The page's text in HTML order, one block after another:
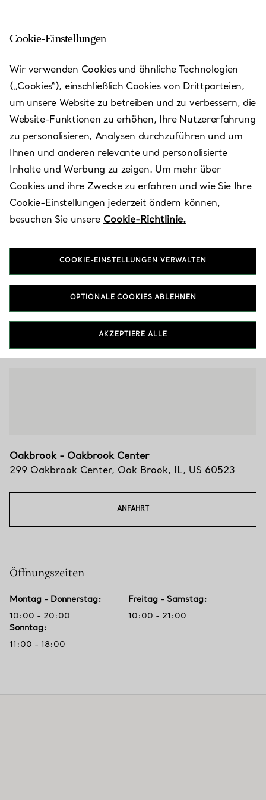
Oakbrook - Oakbrook
Center
Heute bis 20:00 geöffnet
Verfügbare Leistungen
299 Oakbrook Center,Oak Brook, IL,US 60523
(630) 574-7900
Besuchen Sie uns
Oakbrook - Oakbrook Center
299 Oakbrook Center, Oak Brook, IL, US 60523
ANFAHRT
Öffnungszeiten
Montag - Donnerstag:
10:00 - 20:00
Freitag - Samstag:
10:00 - 21:00
Sonntag:
11:00 - 18:00
Cookie-Einstellungen
Wir verwenden Cookies und ähnliche Technologien
(„Cookies“), einschließlich Cookies von Drittparteien,
um unsere Website zu betreiben und zu verbessern, die
Website-Funktionen zu erhöhen, Ihre Nutzererfahrung
zu personalisieren, Analysen durchzuführen und um
Ihnen und anderen relevante und personalisierte
Inhalte und Werbung zu zeigen. Um mehr über
Cookies und ihre Zwecke zu erfahren und wie Sie Ihre
Cookie-Einstellungen jederzeit ändern können,
besuchen Sie unsere Cookie-Richtlinie.
COOKIE-EINSTELLUNGEN VERWALTEN
OPTIONALE COOKIES ABLEHNEN
AKZEPTIERE ALLE